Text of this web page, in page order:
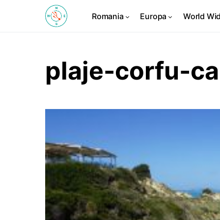
Romania Europa World
plaje-corfu-